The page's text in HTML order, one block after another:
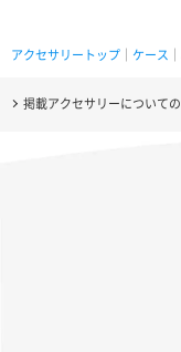
アクセサリートップ ケース
掲載アクセサリーについて